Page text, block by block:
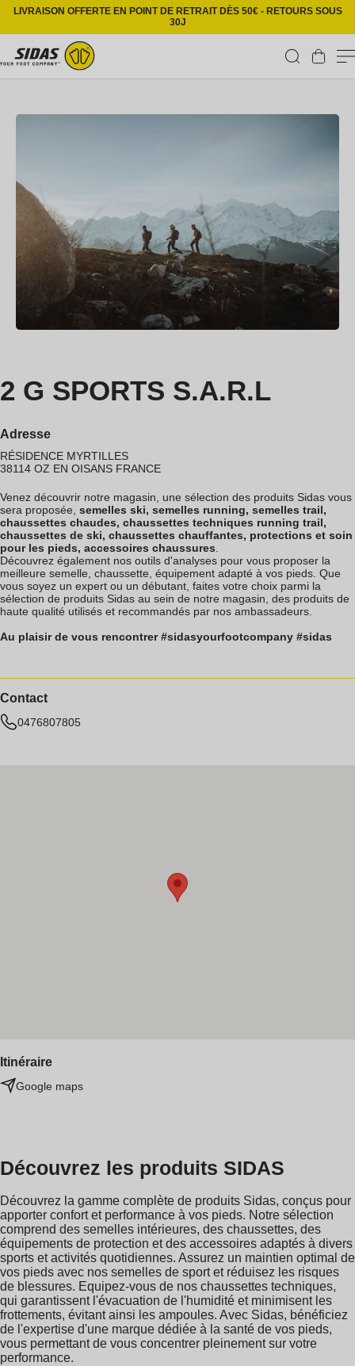
Ignorer et passer au contenu
LIVRAISON OFFERTE EN POINT DE RETRAIT DÈS 50€ - RETOURS SOUS
30J
Panier
2 G SPORTS S.A.R.L
Adresse
RÉSIDENCE MYRTILLES
38114 OZ EN OISANS FRANCE
Venez découvrir notre magasin, une sélection des produits Sidas vous
sera proposée, semelles ski, semelles running, semelles trail,
chaussettes chaudes, chaussettes techniques running trail,
chaussettes de ski, chaussettes chauffantes, protections et soin
pour les pieds, accessoires chaussures.
Découvrez également nos outils d'analyses pour vous proposer la
meilleure semelle, chaussette, équipement adapté à vos pieds. Que
vous soyez un expert ou un débutant, faites votre choix parmi la
sélection de produits Sidas au sein de notre magasin, des produits de
haute qualité utilisés et recommandés par nos ambassadeurs.
Au plaisir de vous rencontrer #sidasyourfootcompany #sidas
Itinéraire
Google maps
Contact
0476807805
Découvrez les produits SIDAS
Découvrez la gamme complète de produits Sidas, conçus pour
apporter confort et performance à vos pieds. Notre sélection
comprend des semelles intérieures, des chaussettes, des
équipements de protection et des accessoires adaptés à divers
sports et activités quotidiennes. Assurez un maintien optimal de
vos pieds avec nos semelles de sport et réduisez les risques
de blessures. Equipez-vous de nos chaussettes techniques,
qui garantissent l'évacuation de l'humidité et minimisent les
frottements, évitant ainsi les ampoules. Avec Sidas, bénéficiez
de l'expertise d'une marque dédiée à la santé de vos pieds,
vous permettant de vous concentrer pleinement sur votre
performance.